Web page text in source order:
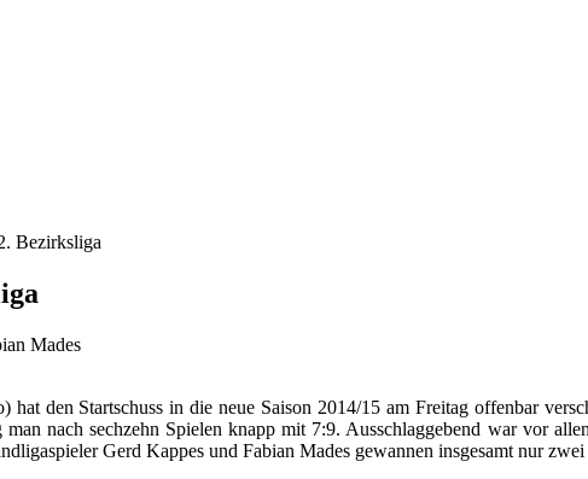
Bezirksliga
Mades
hat den Startschuss in die neue Saison 2014/15 am Freitag offenbar
nach sechzehn Spielen knapp mit 7:9. Ausschlaggebend war vor
Gerd Kappes und Fabian Mades gewannen insgesamt nur